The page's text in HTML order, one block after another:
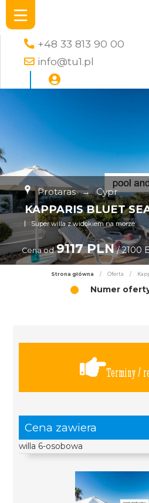
+48 33 813 90 00
info@tu1.pl
Protaras → Cypr
KAPPARIS BLUET
Super willa z widokiem na morze
Cena od 9117 PLN/ 2100
Strona główna / Oferta /
Numer
Terminy /
Cena zawiera
willa 6-osobowa